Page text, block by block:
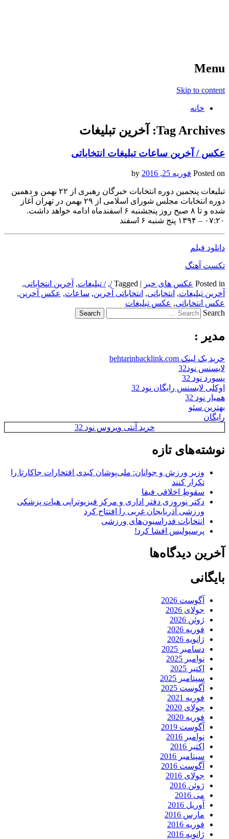
Menu
Skip to content
خانه
Tag Archives: آخرین تبلیغات
عکس / آخرین ساعات تبلیغات انتخاباتی
Posted on فوریه 25, 2016
تبلیغات پنجمین دوره انتخابات خبرگان رهبری از ۲۲ بهمن و دهمین
دوره انتخابات مجلس شورای اسلامی از ۲۹ بهمن در تهران آغاز
شده و تا ۸ صبح روز پنجشنبه ۶ اسفندماه ادامه خواهد داشت.
۰۷:۲۰ – ۱۳۹۴ پنج شنبه ۶ اسفند
دانلود فیلم
تکست آهنگ
Posted in عکس های خبر |
Tagged
/
,/ تبلیغات, آخرین انتخاباتی,
آخرین تبلیغات, انتخاباتی, انتخاباتی آخرین, ساعات, عکس آخرین,
عکس انتخاباتی, عکس تبلیغات
Search
مدیر :
خرید بک لینک behtarinbacklink.com
لایسنس نود32
پسورد نود 32
اوکلی لایسنس رایگان نود 32
همیار نود 32
بهترین سئو
رایگان
خرید آنتی ویروس نود 32
نوشته‌های تازه
وزیر ورزش و جوانان: ملی‌پوشان کبدی افتخارات جاکارتا را
تکرار کنند
سقوطِ اخلاقی فیفا
دکتر نوروزی دفتر اداری و مرکز فیزیوتراپی هیات پزشکی
ورزشی آذربایجان غربی را افتتاح کرد
انتخابات فدراسیون‌های ورزشی
پرسپولیس افشا کرد!
آخرین دیدگاه‌ها
بایگانی
آگوست 2026
جولای 2026
ژوئن 2026
فوریه 2026
ژانویه 2026
دسامبر 2025
نوامبر 2025
اکتبر 2025
سپتامبر 2025
آگوست 2025
فوریه 2021
جولای 2020
فوریه 2020
آگوست 2019
نوامبر 2016
اکتبر 2016
سپتامبر 2016
آگوست 2016
جولای 2016
ژوئن 2016
می 2016
آوریل 2016
مارس 2016
فوریه 2016
ژانویه 2016